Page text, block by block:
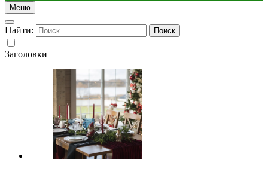
Меню
Найти:
Заголовки